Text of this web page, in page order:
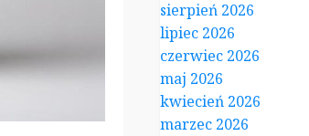
sierpień 2026
lipiec 2026
czerwiec 2026
maj 2026
kwiecień 2026
marzec 2026